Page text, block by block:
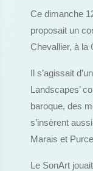
Ce dimanche
proposait un
Chevallier, à la
Il s’agissait
Landscapes’
baroque, des
s’insèrent
Marais et
Le SonArt